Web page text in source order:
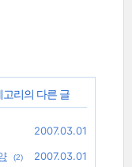
고리의 다른 글
2007.03.01
(2)
2007.03.01